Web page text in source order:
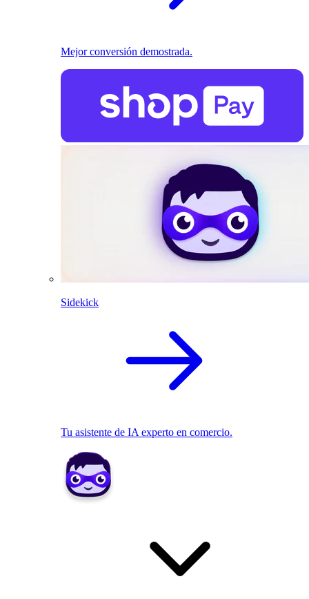
Mejor conversión demostrada.
Sidekick
Tu asistente de IA experto en comercio.